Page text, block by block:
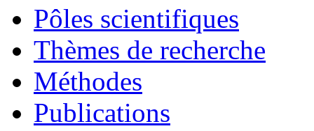
Pôles scientifiques
Thèmes de recherche
Méthodes
Publications